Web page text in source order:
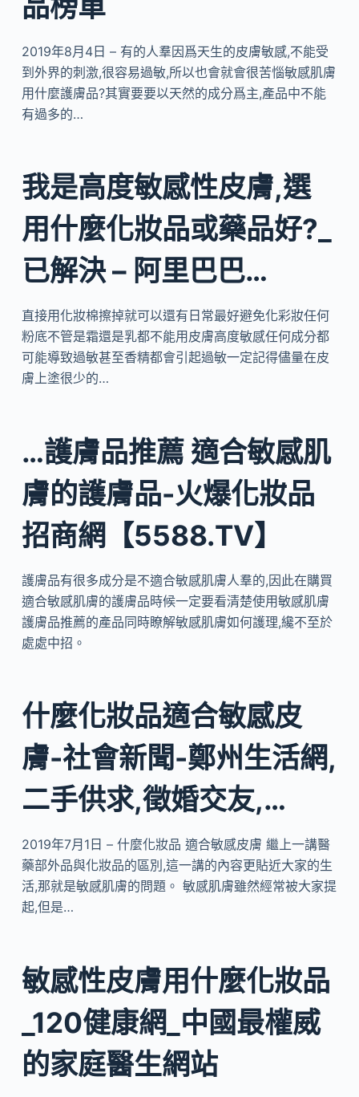
2019年8月4日 – 有的人羣因爲天生的皮膚敏感,不能受
到外界的刺激,很容易過敏,所以也會就會很苦惱敏感肌膚
用什麼護膚品?其實要要以天然的成分爲主,產品中不能
有過多的…
我是高度敏感性皮膚,選
用什麼化妝品或藥品好?_
已解決 – 阿里巴巴…
直接用化妝棉擦掉就可以還有日常最好避免化彩妝任何
粉底不管是霜還是乳都不能用皮膚高度敏感任何成分都
可能導致過敏甚至香精都會引起過敏一定記得儘量在皮
膚上塗很少的…
…護膚品推薦 適合敏感肌
膚的護膚品-火爆化妝品
招商網【5588.TV】
護膚品有很多成分是不適合敏感肌膚人羣的,因此在購買
適合敏感肌膚的護膚品時候一定要看清楚使用敏感肌膚
護膚品推薦的產品同時瞭解敏感肌膚如何護理,纔不至於
處處中招。
什麼化妝品適合敏感皮
膚-社會新聞-鄭州生活網,
二手供求,徵婚交友,…
2019年7月1日 – 什麼化妝品 適合敏感皮膚 繼上一講醫
藥部外品與化妝品的區別,這一講的內容更貼近大家的生
活,那就是敏感肌膚的問題。 敏感肌膚雖然經常被大家提
起,但是…
敏感性皮膚用什麼化妝品
_120健康網_中國最權威
的家庭醫生網站